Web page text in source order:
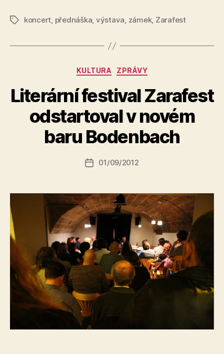
Štítkykoncert, přednáška, výstava, zámek, Zarafest
Rubriky
KULTURA ZPRÁVY
Literární festival Zarafest
odstartoval v novém
baru Bodenbach
Autor
příspěvku
u
a
s
o
Datum
01/09/2012